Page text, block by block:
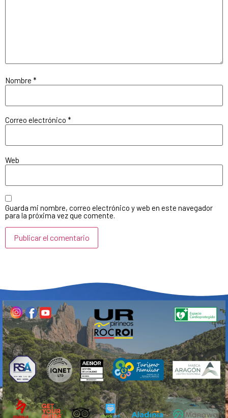
Nombre *
Correo electrónico *
Web
Guarda mi nombre, correo electrónico y web en este navegador
para la próxima vez que comente.